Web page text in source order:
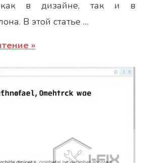
как в дизайне, так и в
В этой статье …